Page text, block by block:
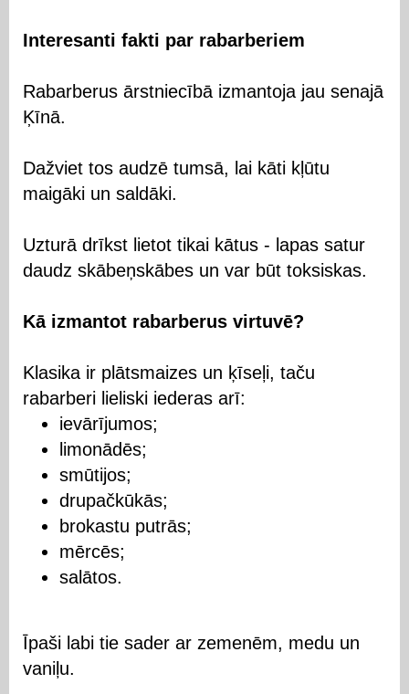
Interesanti fakti par rabarberiem
Rabarberus ārstniecībā izmantoja jau senajā
Ķīnā.
Dažviet tos audzē tumsā, lai kāti kļūtu
maigāki un saldāki.
Uzturā drīkst lietot tikai kātus - lapas satur
daudz skābeņskābes un var būt toksiskas.
Kā izmantot rabarberus virtuvē?
Klasika ir plātsmaizes un ķīseļi, taču
rabarberi lieliski iederas arī:
ievārījumos;
limonādēs;
smūtijos;
drupačkūkās;
brokastu putrās;
mērcēs;
salātos.
Īpaši labi tie sader ar zemenēm, medu un
vaniļu.